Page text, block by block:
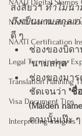
NAATI Digital Stamps
NAATI Certification
NAATI Certification
Legal Terminology
Translation Planning
Visa Document Tips
Interpreting Insights
สงสัยว่า ทำไมนา
ถึงเป็นนามสกุลเก่
ดี ๆ
ช่องของบิดา
"นามสกุล"
ช่องของมา
ชัดเจนว่า "ชื่
(Maiden
ตามนั้นเป๊ะ ๆ